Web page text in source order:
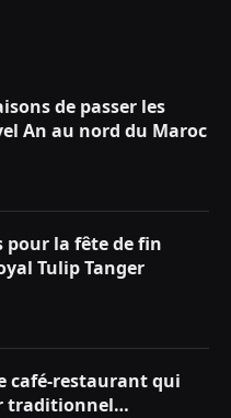
de passer les
An au nord du Maroc
pour la fête de fin
Tulip Tanger
café-restaurant qui
traditionnel